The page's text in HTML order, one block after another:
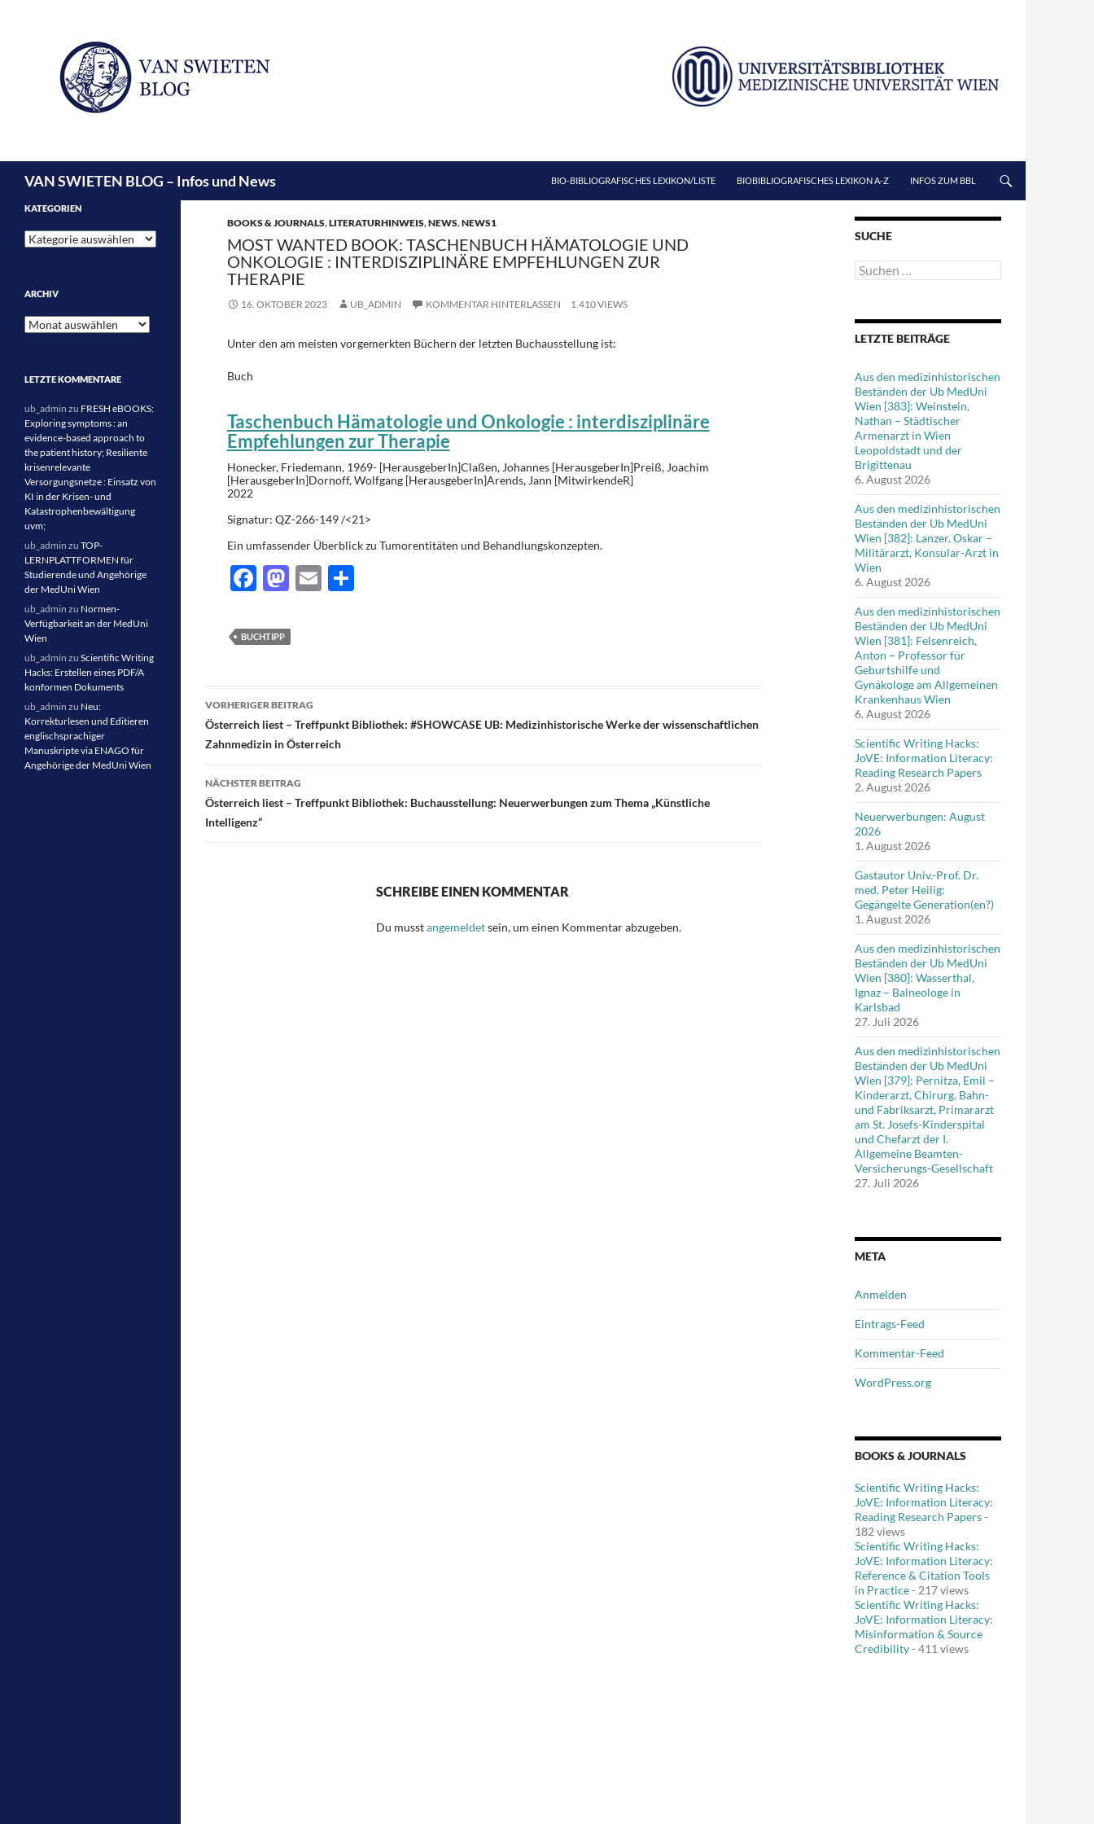
VAN SWIETEN BLOG – Infos und News
BIO-BIBLIOGRAFISCHES LEXIKON/LISTE
BIOBIBLIOGRAFISCHES LEXIKON A-Z INFOS ZUM BBL
BOOKS & JOURNALS,LITERATURHINWEIS,NEWS,NEWS1
MOST WANTED BOOK: TASCHENBUCH HÄMATOLOGIE UND
ONKOLOGIE : INTERDISZIPLINÄRE EMPFEHLUNGEN ZUR
THERAPIE
16. OKTOBER 2023 UB_ADMIN KOMMENTAR HINTERLASSEN 1.410 VIEWS
Unter den am meisten vorgemerkten Büchern der letzten Buchausstellung ist:
Buch
Taschenbuch Hämatologie und Onkologie : interdisziplinäre
Empfehlungen zur Therapie
Honecker, Friedemann, 1969- [HerausgeberIn]Claßen, Johannes [HerausgeberIn]Preiß, Joachim
[HerausgeberIn]Dornoff, Wolfgang [HerausgeberIn]Arends, Jann [MitwirkendeR]
2022
Signatur: QZ-266-149 /<21>
Ein umfassender Überblick zu Tumorentitäten und Behandlungskonzepten.
F
e
b
o
o
k
M
to
d
o
n
E T
BUCHTIPP
Beitragsnavigation
VORHERIGER BEITRAG
Österreich liest – Treffpunkt Bibliothek: #SHOWCASE UB: Medizinhistorische Werke der wissenschaftlichen
Zahnmedizin in Österreich
NÄCHSTER BEITRAG
Österreich liest – Treffpunkt Bibliothek: Buchausstellung: Neuerwerbungen zum Thema „Künstliche
Intelligenz“
SCHREIBE EINEN KOMMENTAR
Du musstangemeldetsein, um einen Kommentar abzugeben.
SUCHE
Suchen
nach:
LETZTE BEITRÄGE
Aus den medizinhistorischen
Beständen der Ub MedUni
Wien [383]: Weinstein,
Nathan – Städtischer
Armenarzt in Wien
Leopoldstadt und der
Brigittenau
6. August 2026
Aus den medizinhistorischen
Beständen der Ub MedUni
Wien [382]: Lanzer, Oskar –
Militärarzt, Konsular-Arzt in
Wien
6. August 2026
Aus den medizinhistorischen
Beständen der Ub MedUni
Wien [381]: Felsenreich,
Anton – Professor für
Geburtshilfe und
Gynäkologe am Allgemeinen
Krankenhaus Wien
6. August 2026
Scientific Writing Hacks:
JoVE: Information Literacy:
Reading Research Papers
2. August 2026
Neuerwerbungen: August
2026
1. August 2026
Gastautor Univ.-Prof. Dr.
med. Peter Heilig:
Gegängelte Generation(en?)
1. August 2026
Aus den medizinhistorischen
Beständen der Ub MedUni
Wien [380]: Wasserthal,
Ignaz – Balneologe in
Karlsbad
27. Juli 2026
Aus den medizinhistorischen
Beständen der Ub MedUni
Wien [379]: Pernitza, Emil –
Kinderarzt, Chirurg, Bahn-
und Fabriksarzt, Primararzt
am St. Josefs-Kinderspital
und Chefarzt der I.
Allgemeine Beamten-
Versicherungs-Gesellschaft
27. Juli 2026
META
Anmelden
Eintrags-Feed
Kommentar-Feed
WordPress.org
BOOKS & JOURNALS
Scientific Writing Hacks:
JoVE: Information Literacy:
Reading Research Papers-
182 views
Scientific Writing Hacks:
JoVE: Information Literacy:
Reference & Citation Tools
in Practice- 217 views
Scientific Writing Hacks:
JoVE: Information Literacy:
Misinformation & Source
Credibility- 411 views
KATEGORIEN
Kategorien
ARCHIV
Archiv
LETZTE KOMMENTARE
ub_admin zu FRESH eBOOKS:
Exploring symptoms : an
evidence-based approach to
the patient history; Resiliente
krisenrelevante
Versorgungsnetze : Einsatz von
KI in der Krisen- und
Katastrophenbewältigung
uvm;
ub_admin zu TOP-
LERNPLATTFORMEN für
Studierende und Angehörige
der MedUni Wien
ub_admin zu Normen-
Verfügbarkeit an der MedUni
Wien
ub_admin zu Scientific Writing
Hacks: Erstellen eines PDF/A
konformen Dokuments
ub_admin zu Neu:
Korrekturlesen und Editieren
englischsprachiger
Manuskripte via ENAGO für
Angehörige der MedUni Wien